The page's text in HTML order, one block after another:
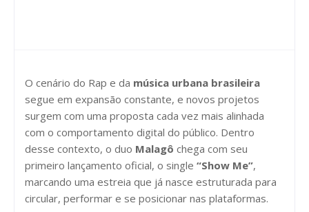
O cenário do Rap e da música urbana brasileira
segue em expansão constante, e novos projetos
surgem com uma proposta cada vez mais alinhada
com o comportamento digital do público. Dentro
desse contexto, o duo Malagô chega com seu
primeiro lançamento oficial, o single “Show Me”,
marcando uma estreia que já nasce estruturada para
circular, performar e se posicionar nas plataformas.